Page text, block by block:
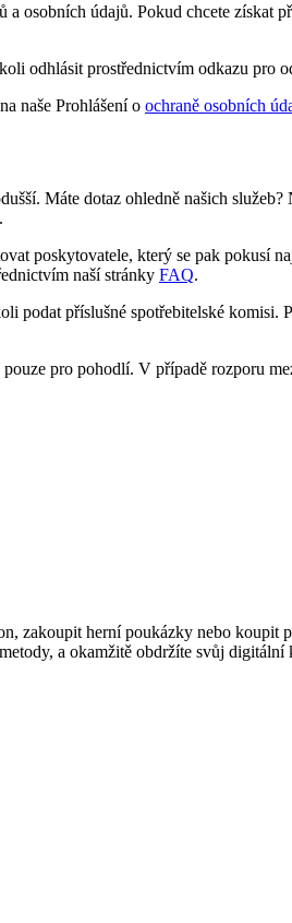
osobních údajů. Pokud chcete získat
odhlásit prostřednictvím odkazu pro
naše Prohlášení o ochraně osobních
Máte dotaz ohledně našich
poskytovatele, který se pak pokusí
naší stránky FAQ.
podat příslušné spotřebitelské
pro pohodlí. V případě rozporu
zakoupit herní poukázky nebo koupit
a okamžitě obdržíte svůj